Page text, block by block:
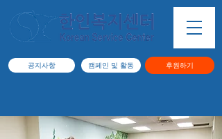
공지사항 캠페인 및 활동 후원하기